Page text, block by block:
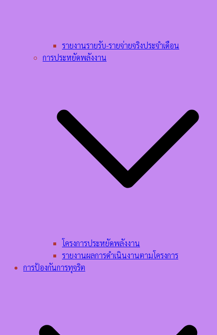
รายงานรายรับ-รายจ่ายจริงประจำเดือน
การประหยัดพลังงาน
โครงการประหยัดพลังงาน
รายงานผลการดำเนินงานตามโครงการ
การป้องกันการทุจริต